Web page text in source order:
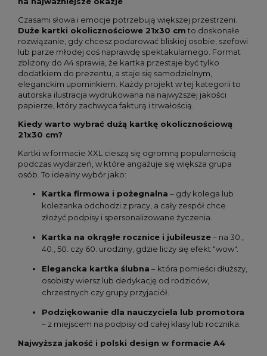
Czasami słowa i emocje potrzebują większej przestrzeni.
Duże kartki okolicznościowe 21x30 cm to doskonałe
rozwiązanie, gdy chcesz podarować bliskiej osobie, szefowi
lub parze młodej coś naprawdę spektakularnego. Format
zbliżony do A4 sprawia, że kartka przestaje być tylko
dodatkiem do prezentu, a staje się samodzielnym,
eleganckim upominkiem. Każdy projekt w tej kategorii to
autorska ilustracja wydrukowana na najwyższej jakości
papierze, który zachwyca fakturą i trwałością.
Kiedy warto wybrać dużą kartkę okolicznościową
21x30 cm?
Kartki w formacie XXL cieszą się ogromną popularnością
podczas wydarzeń, w które angażuje się większa grupa
osób. To idealny wybór jako:
Kartka firmowa i pożegnalna – gdy kolega lub
koleżanka odchodzi z pracy, a cały zespół chce
złożyć podpisy i spersonalizowane życzenia.
Kartka na okrągłe rocznice i jubileusze– na 30.,
40., 50. czy 60. urodziny, gdzie liczy się efekt "wow".
Elegancka kartka ślubna – która pomieści dłuższy,
osobisty wiersz lub dedykację od rodziców,
chrzestnych czy grupy przyjaciół.
Podziękowanie dla nauczyciela lub promotora
– z miejscem na podpisy od całej klasy lub rocznika.
Najwyższa jakość i polski design w formacie A4